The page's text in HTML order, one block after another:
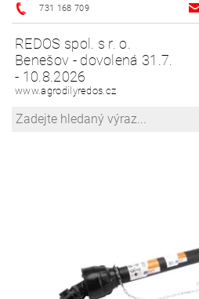
731 168 709
REDOS spol. s r. o.
Benešov - dovolená 31.7.
- 10.8.2026
www.agrodilyredos.cz